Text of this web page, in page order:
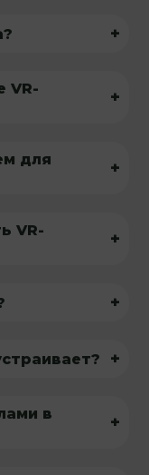
+
VR-
+
для
+
VR-
+
+
+
в
+